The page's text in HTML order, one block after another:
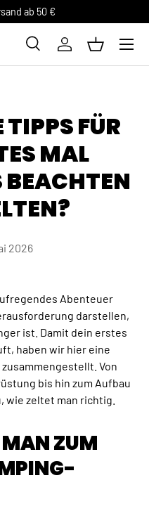
ab 50 €
SucheEinloggen
TIPPS FÜR
MAL
BEACHTEN
2026
Abenteuer
darstellen,
ist. Damit dein erstes
haben wir hier eine
Von
bis hin zum Aufbau
wie zeltet man richtig.
ZUM